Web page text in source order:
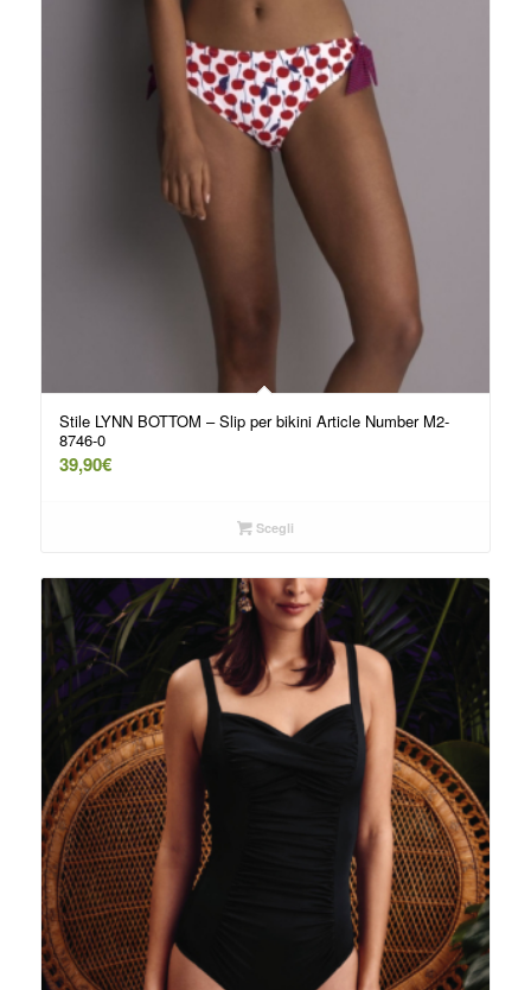
Stile LYNN BOTTOM – Slip per bikini Article Number M2-
8746-0
39,90€
Scegli